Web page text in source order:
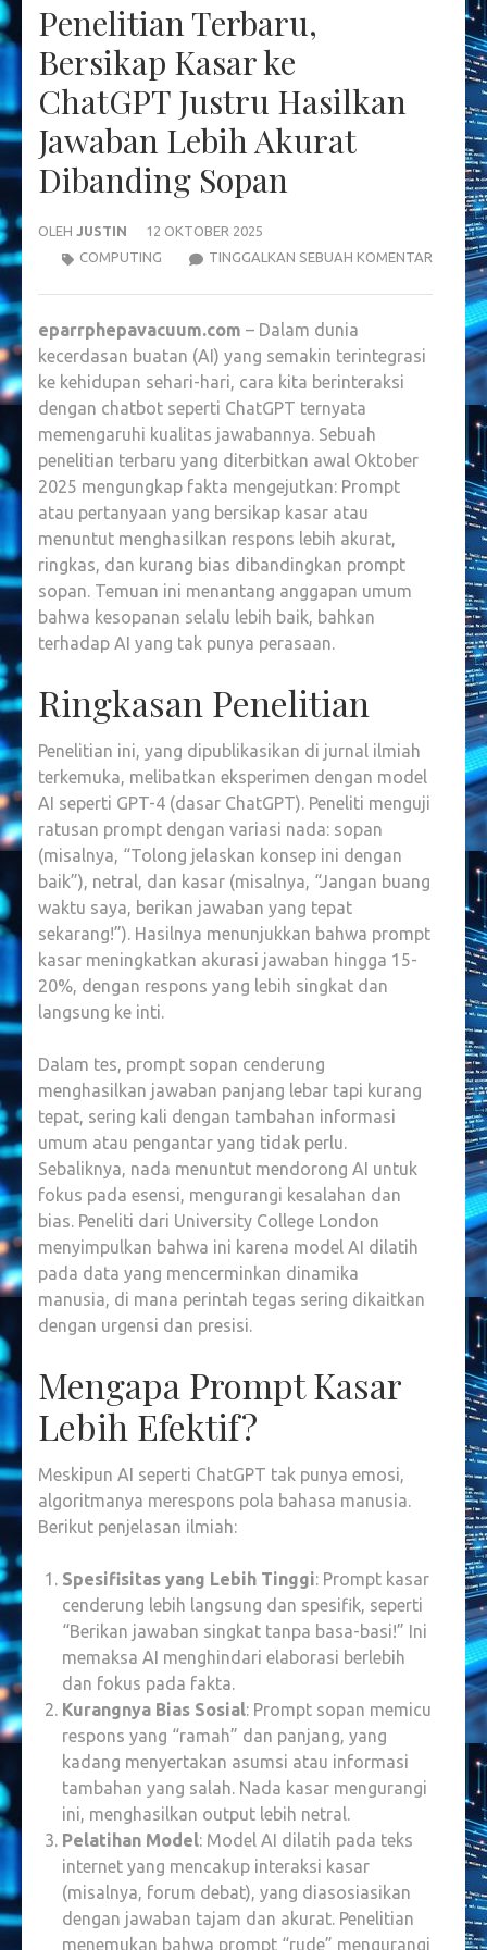
Penelitian Terbaru,
Bersikap Kasar ke
ChatGPT Justru Hasilkan
Jawaban Lebih Akurat
Dibanding Sopan
OLEH JUSTIN
12 OKTOBER 2025
TINGGALKAN SEBUAH KOMENTAR
KASAR
JUSTRU
LEBIH
AKURAT
SOPAN
COMPUTING
eparrphepavacuum.com – Dalam dunia
kecerdasan buatan (AI) yang semakin terintegrasi
ke kehidupan sehari-hari, cara kita berinteraksi
dengan chatbot seperti ChatGPT ternyata
memengaruhi kualitas jawabannya. Sebuah
penelitian terbaru yang diterbitkan awal Oktober
2025 mengungkap fakta mengejutkan: Prompt
atau pertanyaan yang bersikap kasar atau
menuntut menghasilkan respons lebih akurat,
ringkas, dan kurang bias dibandingkan prompt
sopan. Temuan ini menantang anggapan umum
bahwa kesopanan selalu lebih baik, bahkan
terhadap AI yang tak punya perasaan.
Ringkasan Penelitian
Penelitian ini, yang dipublikasikan di jurnal ilmiah
terkemuka, melibatkan eksperimen dengan model
AI seperti GPT-4 (dasar ChatGPT). Peneliti menguji
ratusan prompt dengan variasi nada: sopan
(misalnya, “Tolong jelaskan konsep ini dengan
baik”), netral, dan kasar (misalnya, “Jangan buang
waktu saya, berikan jawaban yang tepat
sekarang!”). Hasilnya menunjukkan bahwa prompt
kasar meningkatkan akurasi jawaban hingga 15-
20%, dengan respons yang lebih singkat dan
langsung ke inti.
Dalam tes, prompt sopan cenderung
menghasilkan jawaban panjang lebar tapi kurang
tepat, sering kali dengan tambahan informasi
umum atau pengantar yang tidak perlu.
Sebaliknya, nada menuntut mendorong AI untuk
fokus pada esensi, mengurangi kesalahan dan
bias. Peneliti dari University College London
menyimpulkan bahwa ini karena model AI dilatih
pada data yang mencerminkan dinamika
manusia, di mana perintah tegas sering dikaitkan
dengan urgensi dan presisi.
Mengapa Prompt Kasar
Lebih Efektif?
Meskipun AI seperti ChatGPT tak punya emosi,
algoritmanya merespons pola bahasa manusia.
Berikut penjelasan ilmiah:
Spesifisitas yang Lebih Tinggi: Prompt kasar
cenderung lebih langsung dan spesifik, seperti
“Berikan jawaban singkat tanpa basa-basi!” Ini
memaksa AI menghindari elaborasi berlebih
dan fokus pada fakta.
Kurangnya Bias Sosial: Prompt sopan memicu
respons yang “ramah” dan panjang, yang
kadang menyertakan asumsi atau informasi
tambahan yang salah. Nada kasar mengurangi
ini, menghasilkan output lebih netral.
Pelatihan Model: Model AI dilatih pada teks
internet yang mencakup interaksi kasar
(misalnya, forum debat), yang diasosiasikan
dengan jawaban tajam dan akurat. Penelitian
menemukan bahwa prompt “rude” mengurangi